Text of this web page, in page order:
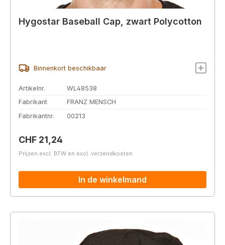
Hygostar Baseball Cap, zwart Polycotton
Binnenkort beschikbaar
Artikelnr.
WL48538
Fabrikant
FRANZ MENSCH
Fabrikantnr.
00213
Normale prijs:
CHF 21,24
Prijzen excl. BTW en excl. verzendkosten
In de winkelmand